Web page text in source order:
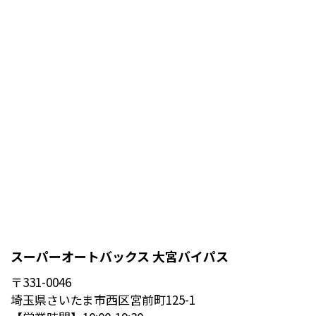
スーパーオートバックス 大宮バイパス
〒331-0046
埼玉県さいたま市西区宮前町125-1